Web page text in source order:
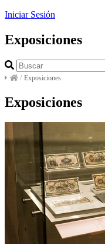
Iniciar Sesión
Exposiciones
/ Exposiciones
Exposiciones